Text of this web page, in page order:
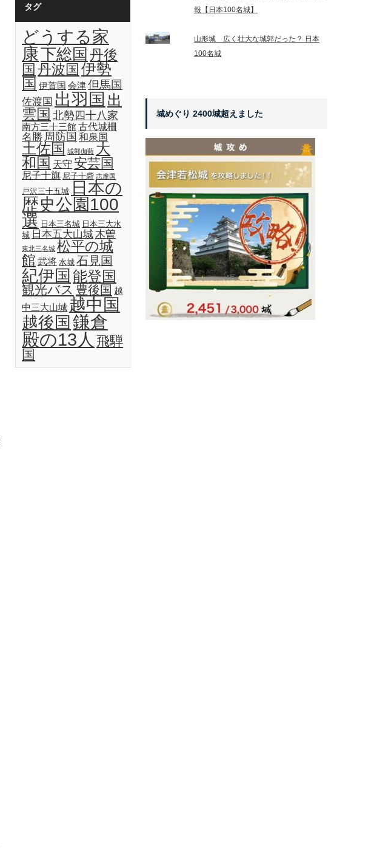
タグ
どうする家
康下総国 丹後
国 丹波国 伊勢
国 伊賀国 会津但馬国
佐渡国 出羽国 出
雲国 北勢四十八家
南方三十三館古代城柵
名勝 周防国 和泉国
土佐国 城郭伽藍 大
和国 天守 安芸国
尼子十旗 尼子十砦 志摩国
戸沢三十五城 日本の
歴史公園100
選 日本三名城 日本三大水
城 日本五大山城木曽
東北三名城 松平の城
館 武将 水城 石見国
紀伊国 能登国
観光バス 豊後国 越
中三大山城 越中国
越後国 鎌倉
殿の13人 飛騨
国
報【日本100名城】
山形城 広く壮大な城郭だった？ 日本
100名城
城めぐり 2400城超えました